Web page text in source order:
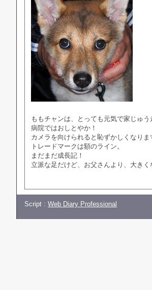
ももチャンは、とっても元気で家じゅ
病院ではおしとやか！
カメラを向けられると恥ずかしくなりま
トレードマークは額のライン。
まだまだ成長記！
立派な足だけど、お父さんより、大きく
Script : Web Diary Professional